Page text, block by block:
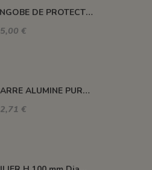
ENGOBE DE PROTECTION POUR LES PLAQUES
€
BARRE ALUMINE PURE 1400°C L200 X 2 MM
€